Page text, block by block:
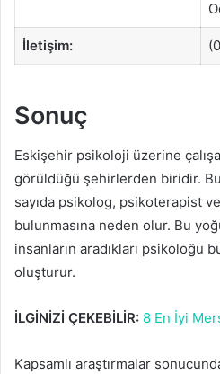
İletişim:
Sonuç
Eskişehir psikoloji üzerine
görüldüğü şehirlerden biridir.
sayıda psikolog, psikoterapist
bulunmasına neden olur. Bu
insanların aradıkları psikoloğu
oluşturur.
İLGİNİZİ ÇEKEBİLİR: 8 En İyi
Kapsamlı araştırmalar